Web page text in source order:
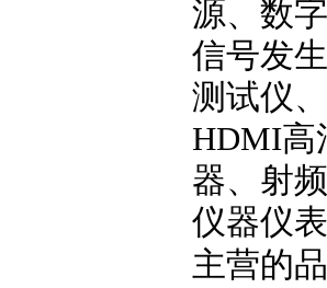
源、数字
信号发
测试仪、
HDMI高
器、射
仪器仪
主营的